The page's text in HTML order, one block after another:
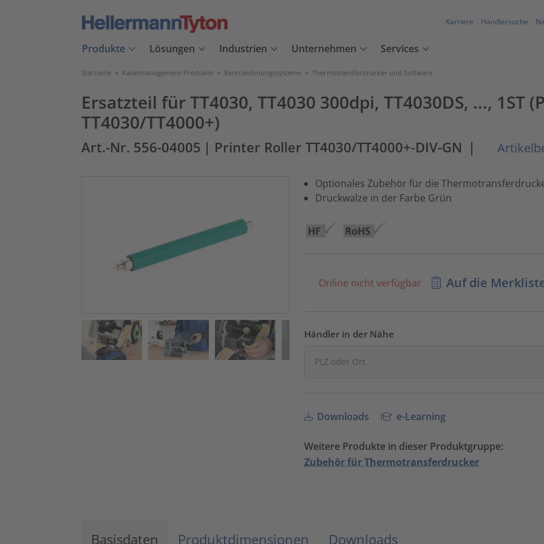
Karriere Händlersuche
Produkte Lösungen Industrien Unternehmen Services
Startseite > Kabelmanagement-Produkte > Kennzeichnungssysteme > Thermotransferdrucker und Software
Ersatzteil für TT4030, TT4030 300dpi, TT4030DS, ..., 1ST
TT4030/TT4000+)
Art.-Nr. 556-04005 | Printer Roller TT4030/TT4000+-DIV-GN |
Optionales Zubehör für die
Druckwalze in der Farbe Grün
Online nicht verfügbar Auf die
Händler in der Nähe
Downloads e-Learning
Weitere Produkte in dieser Produktgruppe:
Zubehör für Thermotransferdrucker
Basisdaten Produktdimensionen Downloads